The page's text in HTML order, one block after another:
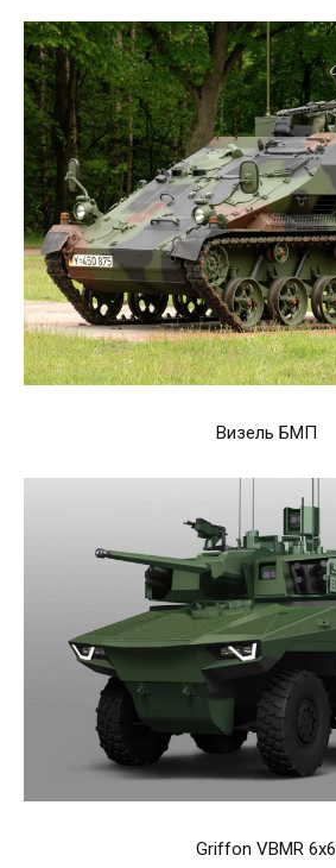
Визель БМП
Griffon VBMR 6x6